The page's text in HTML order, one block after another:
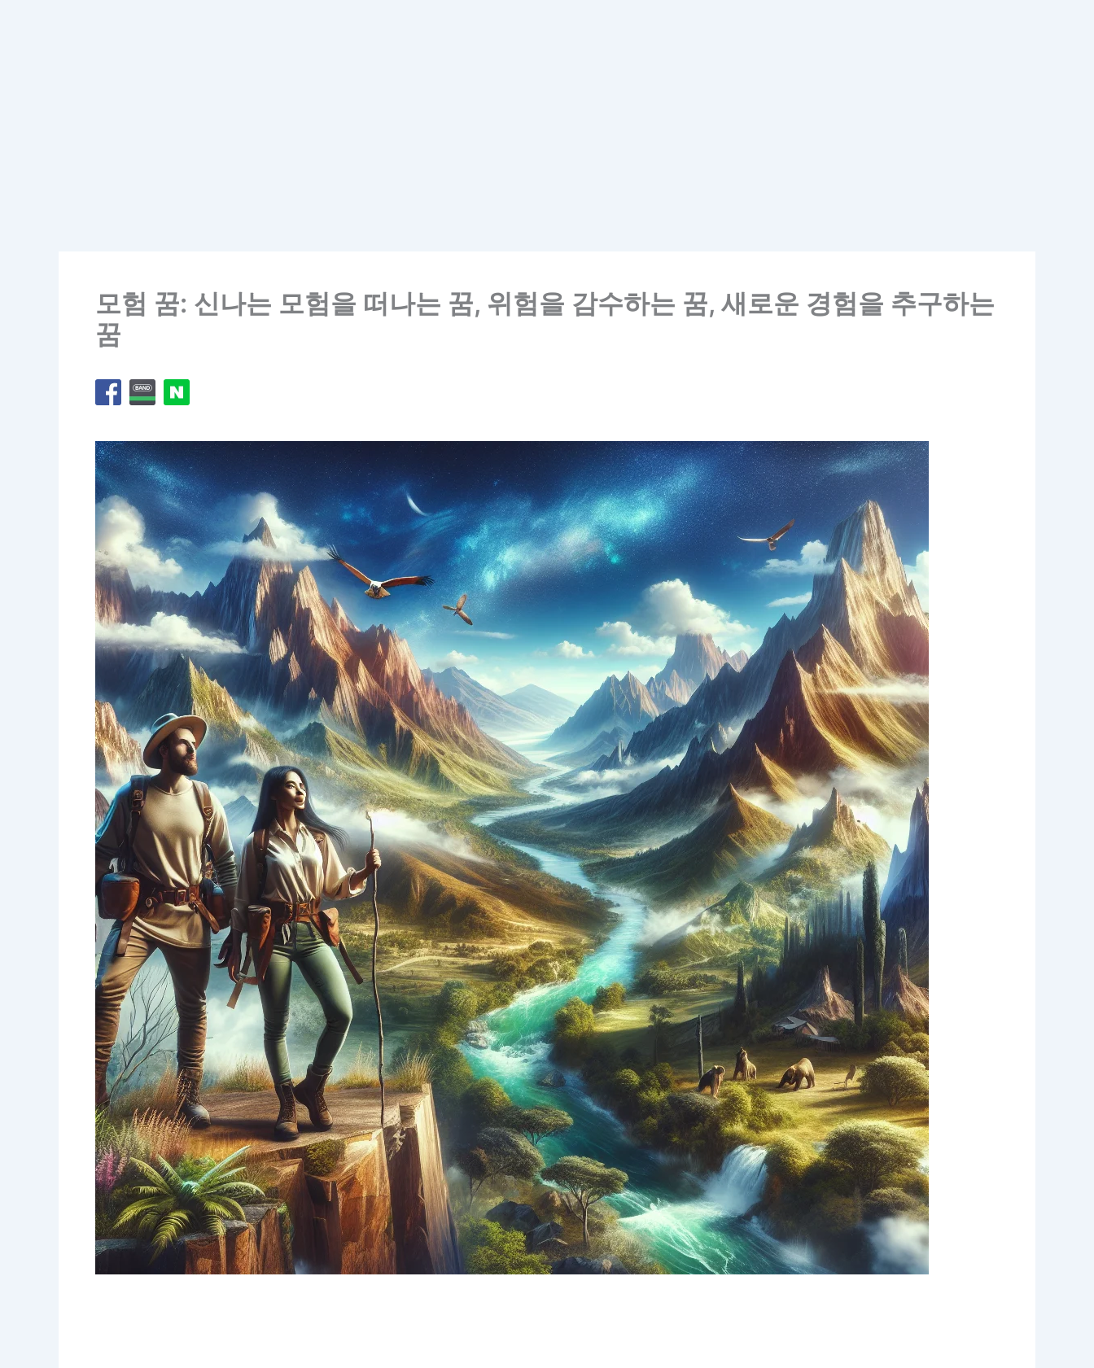
모험 꿈: 신나는 모험을 떠나는 꿈, 위험을 감수하는 꿈, 새로운 경험을 추구하는
꿈